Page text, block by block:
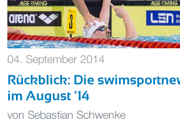
04. September 2014
Rückblick: Die
im August '14
von Sebastian Schwenke